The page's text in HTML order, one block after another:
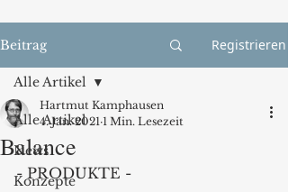
Beitrag Registrieren
Alle Artikel
News
Konzepte
Alle Artikel
Balance
Hartmut Kamphausen
4. Jan. 2021 1 Min. Lesezeit
- PRODUKTE -